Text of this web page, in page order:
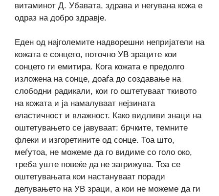
витаминот Д. Убавата, здрава и негувана кожа е
одраз на добро здравје.
Еден од најголемите надворешни непријатели на
кожата е сонцето, поточно УВ зраците кои
сонцето ги емитира. Кога кожата е предолго
изложена на сонце, доаѓа до создавање на
слободни радикали, кои го оштетуваат ткивото
на кожата и ја намалуваат нејзината
еластичност и влажност. Како видливи знаци на
оштетувањето се јавуваат: брчките, темните
флеки и изгоретините од сонце. Тоа што,
меѓутоа, не можеме да го видиме со голо око,
треба уште повеќе да не загрижува. Тоа се
оштетувањата кои настануваат поради
делувањето на УВ зраци, а кои не можеме да ги